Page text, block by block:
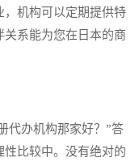
，机构可以定期提供特
系能为您在日本的商
办机构那家好？”答
比较中。没有绝对的